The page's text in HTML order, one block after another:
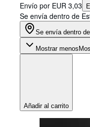
Envío por EUR 3,03
Se envía dentro de
Se envía dentro
Mostrar menos
Añadir al carrito